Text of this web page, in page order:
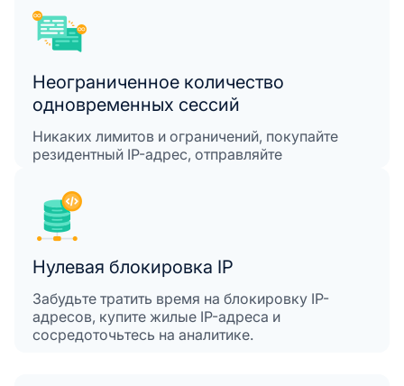
Неограниченное количество
одновременных сессий
Никаких лимитов и ограничений, покупайте
резидентный IP-адрес, отправляйте
сеансов.
Нулевая блокировка IP
Забудьте тратить время на блокировку IP-
адресов, купите жилые IP-адреса и
сосредоточьтесь на аналитике.